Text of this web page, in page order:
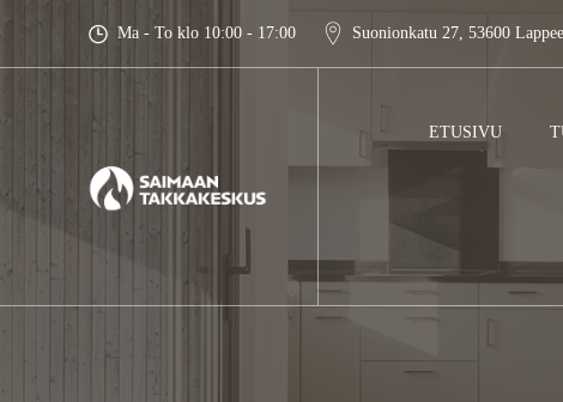
content
Ma - To klo 10:00 - 17:00 Suonionkatu 27, 53600
ETUSIVU